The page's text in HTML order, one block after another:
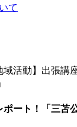
て
域活動】出張講
ポート！「三苫